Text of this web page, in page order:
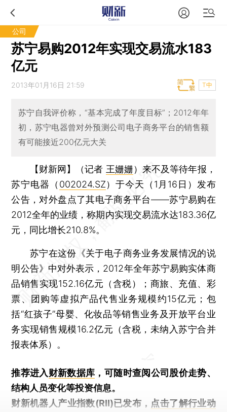
公司
苏宁易购2012年实现交易流水183
亿元
2013年01月16日 21:59 T中
苏宁自我评价称，“基本完成了年度目标”；2012年年
初，苏宁电器曾对外预测公司电子商务平台的销售额
有可能接近200亿元大关
【财新网】（记者 王姗姗） 来不及等待年报，
苏宁电器（ 002024.SZ）于今天（1月16日）发布
公告，对外盘点了其电子商务平台——苏宁易购在
2012全年的业绩，称期内实现交易流水达183.36亿
元，同比增长210.8%。
苏宁在这份《关于电子商务业务发展情况的说
明公告》中对外表示，2012年全年苏宁易购实体商
品销售实现152.16亿元（含税）；商旅、充值、彩
票、团购等虚拟产品代售业务规模约15亿元；包
括“红孩子”母婴、化妆品等销售业务及开放平台业
务实现销售规模16.2亿元（含税，未纳入苏宁合并
报表体系）。
推荐进入财新数据库 ，可随时查阅公司股价走势、
结构人员变化等投资信息。
财新机器人产业指数(RII)已发布， 点击了解行业动